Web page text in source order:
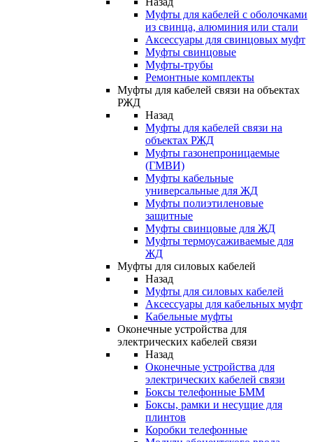
Муфты для кабелей с оболочками
из свинца, алюминия или стали
Аксессуары для свинцовых муфт
Муфты свинцовые
Муфты-трубы
Ремонтные комплекты
Муфты для кабелей связи на объектах
РЖД
Назад
Муфты для кабелей связи на
объектах РЖД
Муфты газонепроницаемые
(ГМВИ)
Муфты кабельные
универсальные для ЖД
Муфты полиэтиленовые
защитные
Муфты свинцовые для ЖД
Муфты термоусаживаемые для
ЖД
Муфты для силовых кабелей
Назад
Муфты для силовых кабелей
Аксессуары для кабельных муфт
Кабельные муфты
Оконечные устройства для
электрических кабелей связи
Назад
Оконечные устройства для
электрических кабелей связи
Боксы телефонные БММ
Боксы, рамки и несущие для
плинтов
Коробки телефонные